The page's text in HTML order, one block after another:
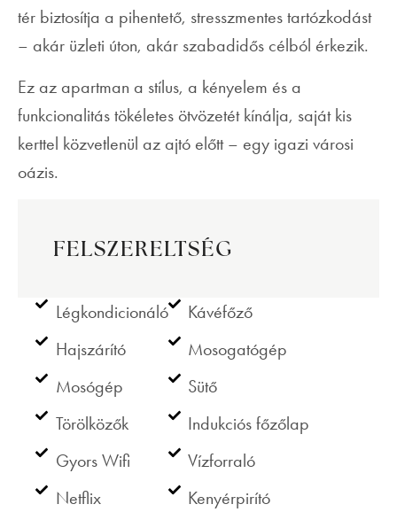
tér biztosítja a pihentető, stresszmentes tartózkodást
– akár üzleti úton, akár szabadidős célból érkezik.
Ez az apartman a stílus, a kényelem és a
funkcionalitás tökéletes ötvözetét kínálja, saját kis
kerttel közvetlenül az ajtó előtt – egy igazi városi
oázis.
FELSZERELTSÉG
Légkondicionáló
Hajszárító
Mosógép
Törölközők
Gyors Wifi
Netflix
Kávéfőző
Mosogatógép
Sütő
Indukciós főzőlap
Vízforraló
Kenyérpirító